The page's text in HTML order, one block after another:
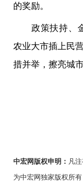
的奖励。
政策扶持、
农业大市插上民
措并举，擦亮城
中宏网版权申明： 凡
为中宏网独家版权所